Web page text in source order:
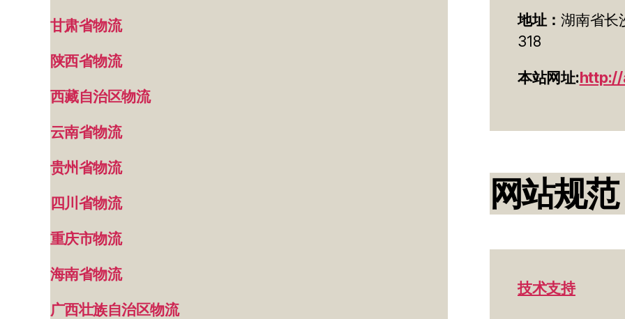
甘肃省物流
陕西省物流
西藏自治区物流
云南省物流
贵州省物流
四川省物流
重庆市物流
海南省物流
广西壮族自治区物流
地址：湖南省长
318
本站网址:http://
网站规范
技术支持